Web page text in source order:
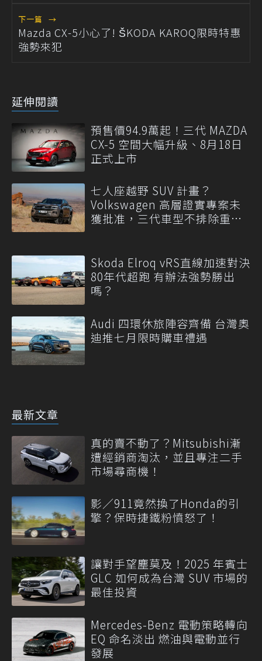
下一篇 →
Mazda CX-5小心了! ŠKODA KAROQ限時特惠
強勢來犯
延伸閱讀
預售價94.9萬起！三代 MAZDA
CX-5 空間大幅升級、8月18日
正式上市
七人座越野 SUV 計畫？
Volkswagen 高層證實專案未
獲批准，三代車型不排除重
Skoda Elroq vRS直線加速對決
80年代超跑 有辦法強勢勝出
嗎？
Audi 四環休旅陣容齊備 台灣奧
迪推七月限時購車禮遇
最新文章
真的賣不動了？Mitsubishi漸
遭經銷商淘汰，並且專注二手
市場尋商機！
影／911竟然換了Honda的引
擎？保時捷鐵粉憤怒了！
讓對手望塵莫及！2025 年賓士
GLC 如何成為台灣 SUV 市場的
最佳投資
Mercedes-Benz 電動策略轉向
EQ 命名淡出 燃油與電動並行
發展